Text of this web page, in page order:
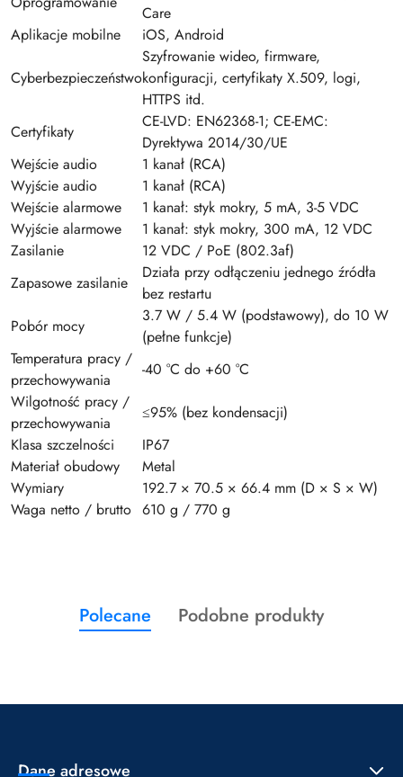
Care
Aplikacje mobilne
iOS, Android
Cyberbezpieczeństwo
Szyfrowanie wideo, firmware,
konfiguracji, certyfikaty X.509, logi,
HTTPS itd.
Certyfikaty
CE-LVD: EN62368-1; CE-EMC:
Dyrektywa 2014/30/UE
Wejście audio
1 kanał (RCA)
Wyjście audio
1 kanał (RCA)
Wejście alarmowe
1 kanał: styk mokry, 5 mA, 3-5 VDC
Wyjście alarmowe
1 kanał: styk mokry, 300 mA, 12 VDC
Zasilanie
12 VDC / PoE (802.3af)
Zapasowe zasilanie
Działa przy odłączeniu jednego źródła
bez restartu
Pobór mocy
3.7 W / 5.4 W (podstawowy), do 10 W
(pełne funkcje)
Temperatura pracy /
przechowywania
-40 °C do +60 °C
Wilgotność pracy /
przechowywania
≤95% (bez kondensacji)
Klasa szczelności
IP67
Materiał obudowy
Metal
Wymiary
192.7 × 70.5 × 66.4 mm (D × S × W)
Waga netto / brutto 610 g / 770 g
Pomiń karuzelę produktów
Produkty
o
Polecane
Produkty
Podobne produkty
Dane adresowe